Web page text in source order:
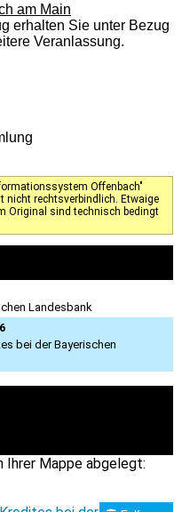
am Main
erhalten Sie unter Bezug
Veranlassung.
Offenbach"
nicht rechtsverbindlich. Etwaige
Original sind technisch bedingt
Landesbank
bei der Bayerischen
Ihrer Mappe abgelegt: